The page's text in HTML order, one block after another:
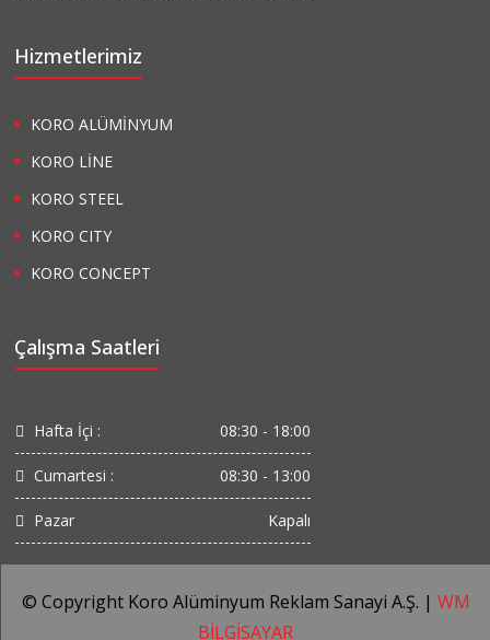
Hizmetlerimiz
KORO ALÜMİNYUM
KORO LİNE
KORO STEEL
KORO CITY
KORO CONCEPT
Çalışma Saatleri
Hafta İçi : 08:30 - 18:00
Cumartesi : 08:30 - 13:00
Pazar Kapalı
© Copyright Koro Alüminyum Reklam Sanayi A.Ş. | WM
BİLGİSAYAR